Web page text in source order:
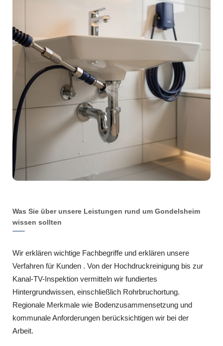
Was Sie über unsere Leistungen rund um Gondelsheim
wissen sollten
Wir erklären wichtige Fachbegriffe und erklären unsere
Verfahren für Kunden . Von der Hochdruckreinigung bis zur
Kanal-TV-Inspektion vermitteln wir fundiertes
Hintergrundwissen, einschließlich Rohrbruchortung.
Regionale Merkmale wie Bodenzusammensetzung und
kommunale Anforderungen berücksichtigen wir bei der
Arbeit.